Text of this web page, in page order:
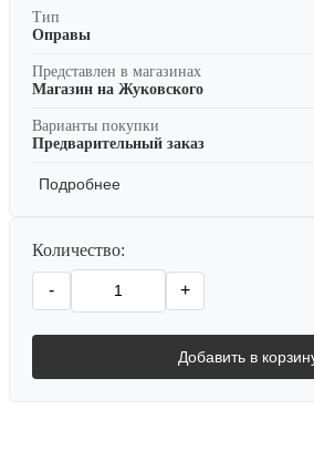
Тип
Оправы
Представлен в магазинах
Магазин на Жуковского
Варианты покупки
Предварительный заказ
Подробнее
Количество:
- +
Добавить в